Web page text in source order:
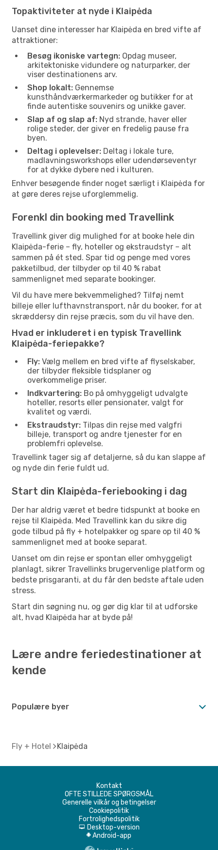
Topaktiviteter at nyde i Klaipėda
Uanset dine interesser har Klaipėda en bred vifte af
attraktioner:
Besøg ikoniske vartegn: Opdag museer,
arkitektoniske vidundere og naturparker, der
viser destinationens arv.
Shop lokalt: Gennemse
kunsthåndværkermarkeder og butikker for at
finde autentiske souvenirs og unikke gaver.
Slap af og slap af: Nyd strande, haver eller
rolige steder, der giver en fredelig pause fra
byen.
Deltag i oplevelser: Deltag i lokale ture,
madlavningsworkshops eller udendørseventyr
for at dykke dybere ned i kulturen.
Enhver besøgende finder noget særligt i Klaipėda for
at gøre deres rejse uforglemmelig.
Forenkl din booking med Travellink
Travellink giver dig mulighed for at booke hele din
Klaipėda-ferie – fly, hoteller og ekstraudstyr – alt
sammen på ét sted. Spar tid og penge med vores
pakketilbud, der tilbyder op til 40 % rabat
sammenlignet med separate bookinger.
Vil du have mere bekvemmelighed? Tilføj nemt
billeje eller lufthavnstransport, når du booker, for at
skræddersy din rejse præcis, som du vil have den.
Hvad er inkluderet i en typisk Travellink
Klaipėda-feriepakke?
Fly: Vælg mellem en bred vifte af flyselskaber,
der tilbyder fleksible tidsplaner og
overkommelige priser.
Indkvartering: Bo på omhyggeligt udvalgte
hoteller, resorts eller pensionater, valgt for
kvalitet og værdi.
Ekstraudstyr: Tilpas din rejse med valgfri
billeje, transport og andre tjenester for en
problemfri oplevelse.
Travellink tager sig af detaljerne, så du kan slappe af
og nyde din ferie fuldt ud.
Start din Klaipėda-feriebooking i dag
Der har aldrig været et bedre tidspunkt at booke en
rejse til Klaipėda. Med Travellink kan du sikre dig
gode tilbud på fly + hotelpakker og spare op til 40 %
sammenlignet med at booke separat.
Uanset om din rejse er spontan eller omhyggeligt
planlagt, sikrer Travellinks brugervenlige platform og
bedste prisgaranti, at du får den bedste aftale uden
stress.
Start din søgning nu, og gør dig klar til at udforske
alt, hvad Klaipėda har at byde på!
Lære andre feriedestinationer at
kende
Populære byer
Fly + Hotel Klaipėda
Kontakt
OFTE STILLEDE SPØRGSMÅL
Generelle vilkår og betingelser
Cookiepolitik
Fortrolighedspolitik
d Desktop-version
A Android-app